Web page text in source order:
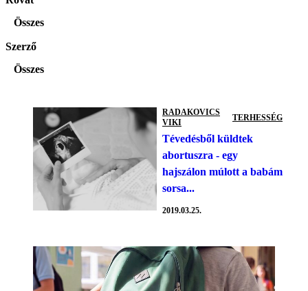
Összes
Szerző
Összes
RADAKOVICS
VIKI
TERHESSÉG
Tévedésből küldtek
abortuszra - egy
hajszálon múlott a babám
sorsa...
2019.03.25.